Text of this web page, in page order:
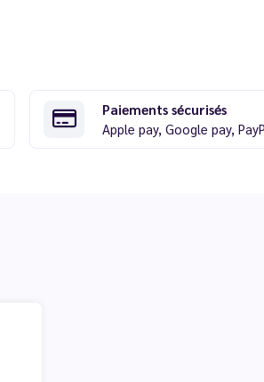
Paiements sécurisés
Apple pay, Google pay,